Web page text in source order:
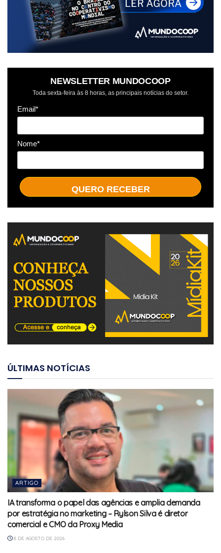
NEWSLETTER MUNDOCOOP
Toda sexta-feira às 8 horas, as principais notícias do setor.
Email*
Nome*
QUERO RECEBER
ÚLTIMAS NOTÍCIAS
ARTIGO
IA transforma o papel das agências e amplia demanda
por estratégia no marketing – Rylson Silva é diretor
comercial e CMO da Proxy Media
8 DE AGOSTO DE 2026